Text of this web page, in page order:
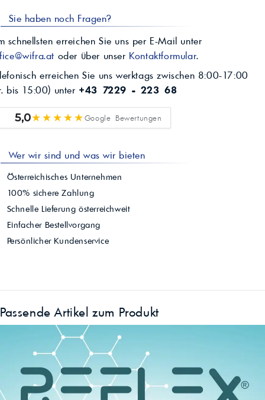
Sie haben noch Fragen?
schnellsten erreichen Sie uns per E-Mail unter
oder über unser Kontaktformular.
erreichen Sie uns werktags zwischen 8:00-17:00
bis 15:00) unter +43 7229 - 223 68
5,0★★★★★Google Bewertungen
Wer wir sind und was wir bieten
Österreichisches Unternehmen
100% sichere Zahlung
Schnelle Lieferung österreichweit
Einfacher Bestellvorgang
Persönlicher Kundenservice
Passende Artikel zum Produkt